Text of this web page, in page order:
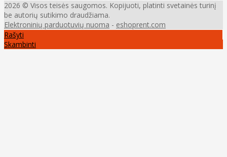
2026 © Visos teisės saugomos. Kopijuoti, platinti svetainės turinį
be autorių sutikimo draudžiama.
Elektroninių parduotuvių nuoma - eshoprent.com
Rašyti
Skambinti